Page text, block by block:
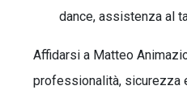
dance, assistenza al
Affidarsi a Matteo
professionalità, sicurezza